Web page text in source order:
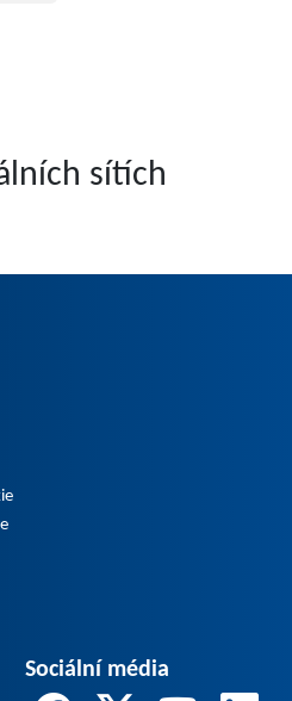
sítích
Sociální média